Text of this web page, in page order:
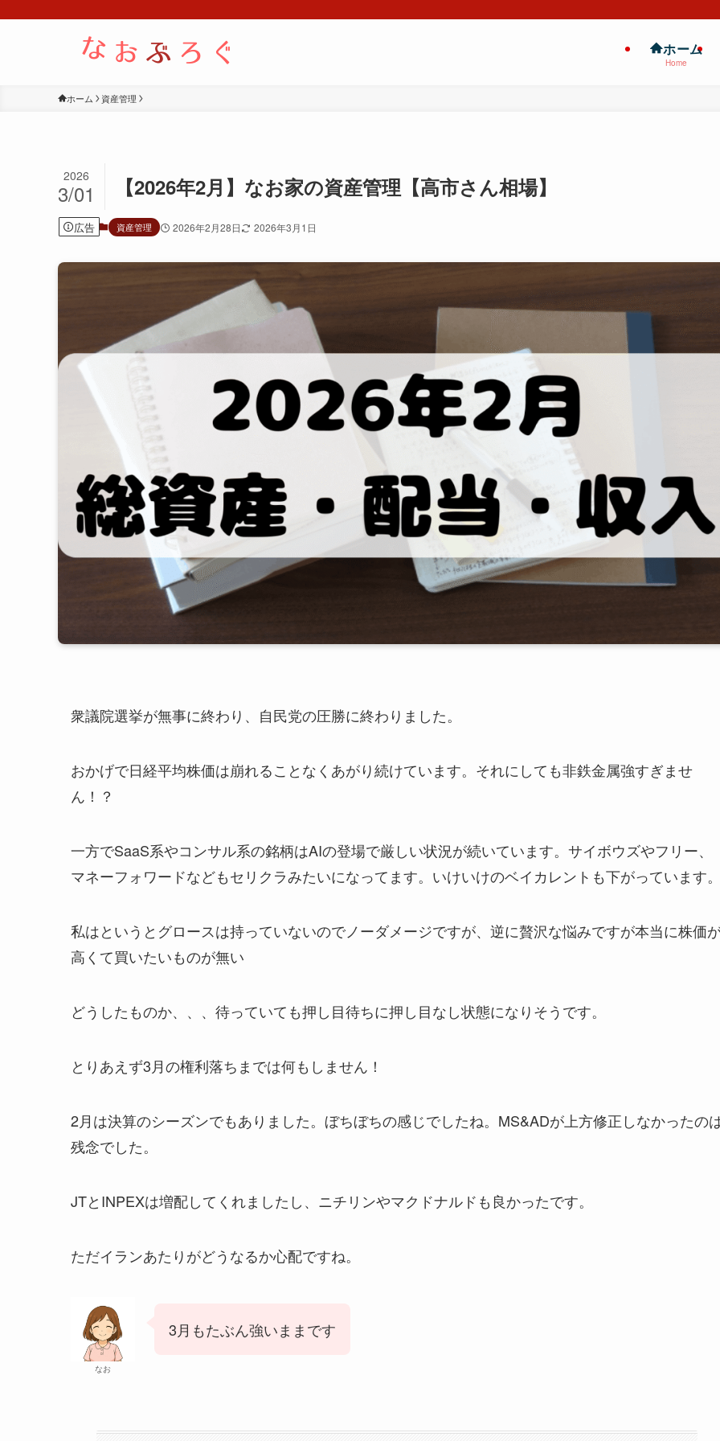
ホーム
Home
ホーム 資産管理
【2026年2月】なお家の資産管理【高市さん相場】
2026
3/01
広告 資産管理 2026年2月28日 2026年3月1日
衆議院選挙が無事に終わり、自民党の圧勝に終わりました。
おかげで日経平均株価は崩れることなくあがり続けています。それにしても非鉄金属強すぎませ
ん！？
一方でSaaS系やコンサル系の銘柄はAIの登場で厳しい状況が続いています。サイボウズやフリー、
マネーフォワードなどもセリクラみたいになってます。いけいけのベイカレントも下がっています
私はというとグロースは持っていないのでノーダメージですが、逆に贅沢な悩みですが本当に株価
高くて買いたいものが無い
どうしたものか、、、待っていても押し目待ちに押し目なし状態になりそうです。
とりあえず3月の権利落ちまでは何もしません！
2月は決算のシーズンでもありました。ぼちぼちの感じでしたね。MS&ADが上方修正しなかったの
残念でした。
JTとINPEXは増配してくれましたし、ニチリンやマクドナルドも良かったです。
ただイランあたりがどうなるか心配ですね。
なお
3月もたぶん強いままです